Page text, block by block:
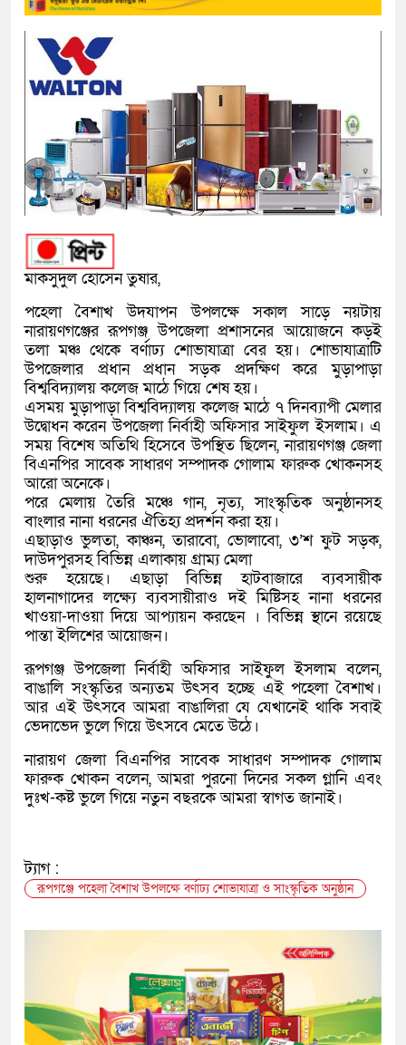
মাকসুদুল হোসেন তুষার,
পহেলা বৈশাখ উদযাপন উপলক্ষে সকাল সাড়ে নয়টায়
নারায়ণগঞ্জের রূপগঞ্জ উপজেলা প্রশাসনের আয়োজনে কড়ই
তলা মঞ্চ থেকে বর্ণাঢ্য শোভাযাত্রা বের হয়। শোভাযাত্রাটি
উপজেলার প্রধান প্রধান সড়ক প্রদক্ষিণ করে মুড়াপাড়া
বিশ্ববিদ্যালয় কলেজ মাঠে গিয়ে শেষ হয়।
এসময় মুড়াপাড়া বিশ্ববিদ্যালয় কলেজ মাঠে ৭ দিনব্যাপী মেলার
উদ্বোধন করেন উপজেলা নির্বাহী অফিসার সাইফুল ইসলাম। এ
সময় বিশেষ অতিথি হিসেবে উপস্থিত ছিলেন, নারায়ণগঞ্জ জেলা
বিএনপির সাবেক সাধারণ সম্পাদক গোলাম ফারুক খোকনসহ
আরো অনেকে।
পরে মেলায় তৈরি মঞ্চে গান, নৃত্য, সাংস্কৃতিক অনুষ্ঠানসহ
বাংলার নানা ধরনের ঐতিহ্য প্রদর্শন করা হয়।
এছাড়াও ভুলতা, কাঞ্চন, তারাবো, ভোলাবো, ৩’শ ফুট সড়ক,
দাউদপুরসহ বিভিন্ন এলাকায় গ্রাম্য মেলা
শুরু হয়েছে। এছাড়া বিভিন্ন হাটবাজারে ব্যবসায়ীক
হালনাগাদের লক্ষ্যে ব্যবসায়ীরাও দই মিষ্টিসহ নানা ধরনের
খাওয়া-দাওয়া দিয়ে আপ্যায়ন করছেন । বিভিন্ন স্থানে রয়েছে
পান্তা ইলিশের আয়োজন।
রূপগঞ্জ উপজেলা নির্বাহী অফিসার সাইফুল ইসলাম বলেন,
বাঙালি সংস্কৃতির অন্যতম উৎসব হচ্ছে এই পহেলা বৈশাখ।
আর এই উৎসবে আমরা বাঙালিরা যে যেখানেই থাকি সবাই
ভেদাভেদ ভুলে গিয়ে উৎসবে মেতে উঠে।
নারায়ণ জেলা বিএনপির সাবেক সাধারণ সম্পাদক গোলাম
ফারুক খোকন বলেন, আমরা পুরনো দিনের সকল গ্লানি এবং
দুঃখ-কষ্ট ভুলে গিয়ে নতুন বছরকে আমরা স্বাগত জানাই।
ট্যাগ :
রূপগঞ্জে পহেলা বৈশাখ উপলক্ষে বর্ণাঢ্য শোভাযাত্রা ও সাংস্কৃতিক অনুষ্ঠান